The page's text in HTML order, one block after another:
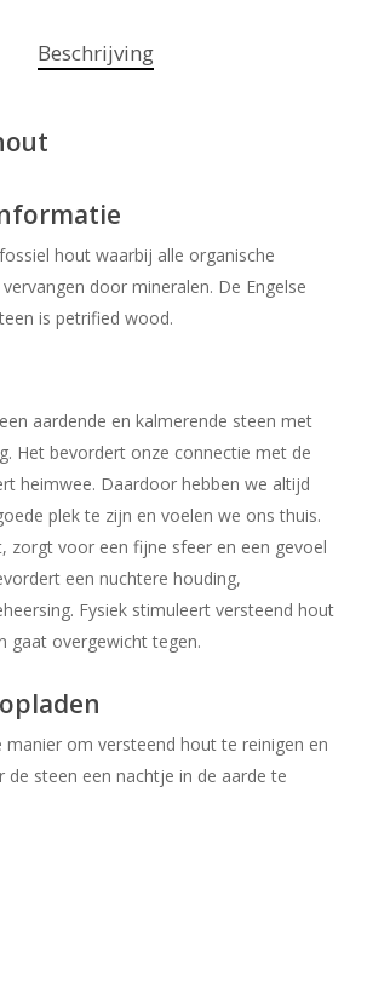
producten in uw winkelwagen.
Go To Shop
Beschrijving
hout waarbij alle organische
door mineralen. De Engelse
is petrified wood.
aardende en kalmerende steen met
Het bevordert onze connectie met de
heimwee. Daardoor hebben we altijd
plek te zijn en voelen we ons thuis.
zorgt voor een fijne sfeer en een gevoel
een nuchtere houding,
Fysiek stimuleert versteend hout
gaat overgewicht tegen.
manier om versteend hout te reinigen en
de steen een nachtje in de aarde te